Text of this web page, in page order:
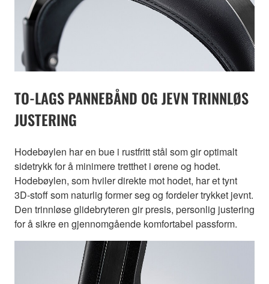
TO-LAGS PANNEBÅND OG JEVN TRINNLØS
JUSTERING
Hodebøylen har en bue i rustfritt stål som gir optimalt
sidetrykk for å minimere tretthet i ørene og hodet.
Hodebøylen, som hviler direkte mot hodet, har et tynt
3D-stoff som naturlig former seg og fordeler trykket jevnt.
Den trinnløse glidebryteren gir presis, personlig justering
for å sikre en gjennomgående komfortabel passform.